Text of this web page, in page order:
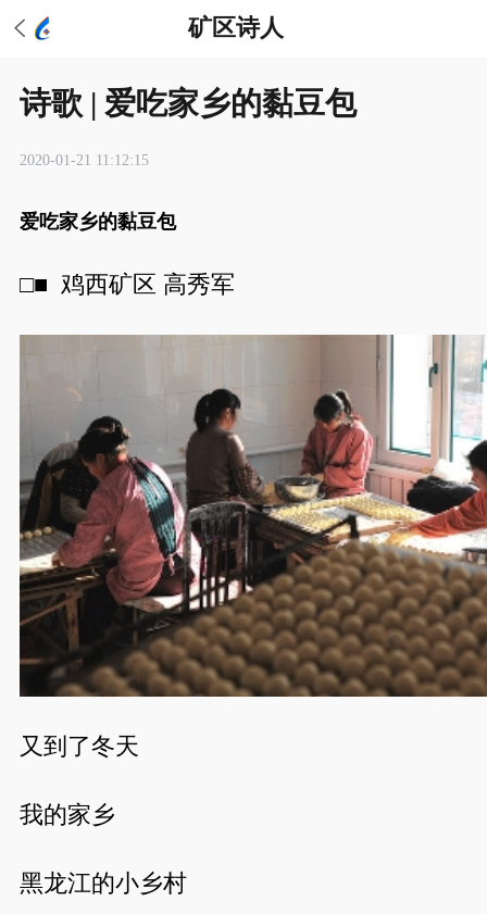
矿区诗人
诗歌 | 爱吃家乡的黏豆包
2020-01-21 11:12:15
爱吃家乡的黏豆包
□■ 鸡西矿区 高秀军
又到了冬天
我的家乡
黑龙江的小乡村